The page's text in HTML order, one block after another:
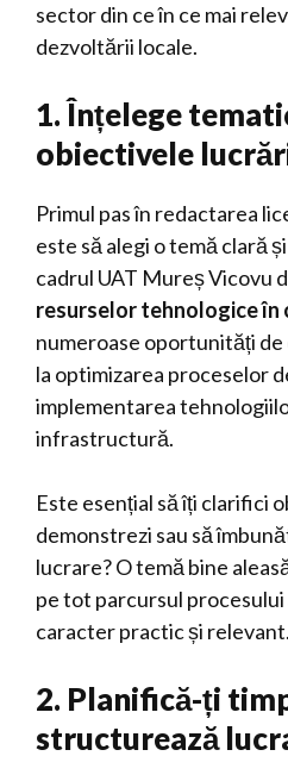
sector din ce în ce mai
dezvoltării locale.
1. Înțelege
obiectivele
Primul pas în redactarea
este să alegi o temă clară
cadrul UAT Mureș Vicovu
resurselor tehnologice în
numeroase oportunități
la optimizarea proceselor
implementarea
infrastructură.
Este esențial să îți clarifici
demonstrezi sau să
lucrare? O temă bine
pe tot parcursul
caracter practic și relevant.
2. Planifică-ți
structurează